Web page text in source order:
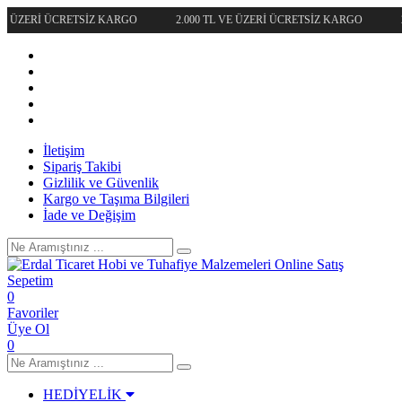
ÜZERİ ÜCRETSİZ KARGO 2.000 TL VE ÜZERİ ÜCRETSİZ KARGO
İletişim
Sipariş Takibi
Gizlilik ve Güvenlik
Kargo ve Taşıma Bilgileri
İade ve Değişim
Sepetim
0
Favoriler
Üye Ol
0
HEDİYELİK